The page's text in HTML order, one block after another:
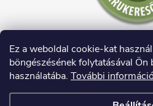
Ez a weboldal cookie-kat
böngészésének folytatásával Ön
használatába. További